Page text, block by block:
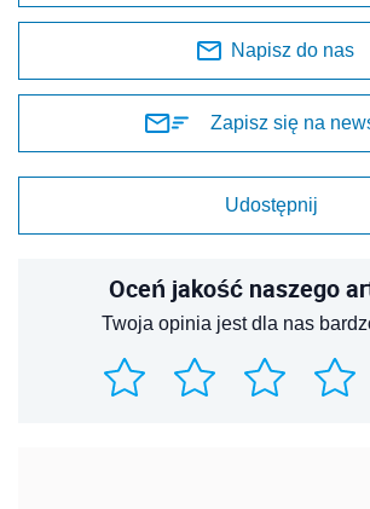
Napisz do nas
Zapisz się na
Udostępnij
Oceń jakość naszego
Twoja opinia jest dla nas